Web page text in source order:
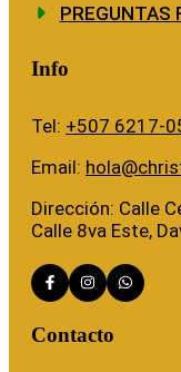
PREGUNTAS
Info
Tel: +507 6217-
Email:
Dirección: Calle
Calle 8va Este,
Contacto